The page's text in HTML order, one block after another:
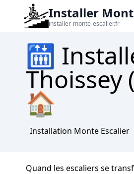
Installer
installer-monte-escalier.fr
🛗
Thoissey
🏠
Installation Monte Escalier
Quand les escaliers se